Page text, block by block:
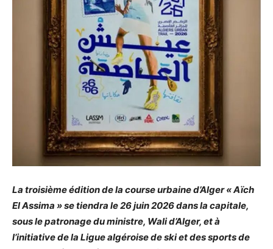
La troisième édition de la course urbaine d’Alger « Aïch
El Assima » se tiendra le 26 juin 2026 dans la capitale,
sous le patronage du ministre, Wali d’Alger, et à
l’initiative de la Ligue algéroise de ski et des sports de